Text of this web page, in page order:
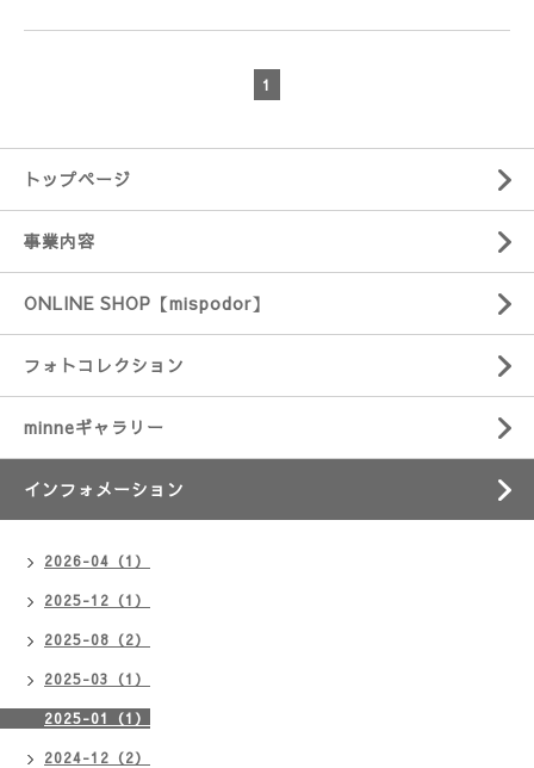
1
トップページ
事業内容
ONLINE SHOP【mispodor】
フォトコレクション
minneギャラリー
インフォメーション
2026-04（1）
2025-12（1）
2025-08（2）
2025-03（1）
2025-01（1）
2024-12（2）